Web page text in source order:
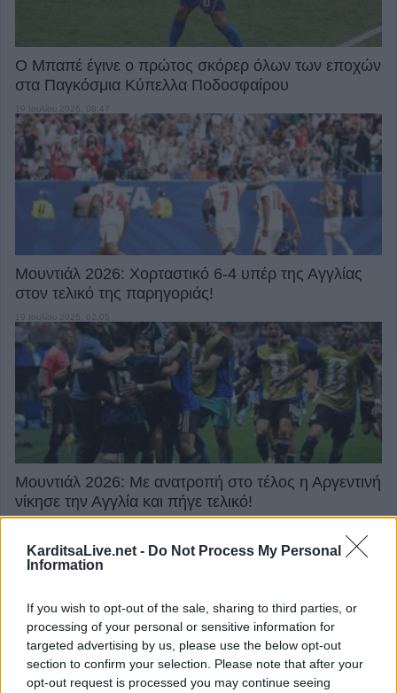
KarditsaLive.net - Do Not Process My Personal
Information
If you wish to opt-out of the sale, sharing to third parties, or
processing of your personal or sensitive information for
targeted advertising by us, please use the below opt-out
section to confirm your selection. Please note that after your
opt-out request is processed you may continue seeing
Ο Μπαπέ έγινε ο πρώτος σκόρερ όλων των εποχών
στα Παγκόσμια Κύπελλα Ποδοσφαίρου
19 Ιουλίου 2026, 08:47
Μουντιάλ 2026: Χορταστικό 6-4 υπέρ της Αγγλίας
στον τελικό της παρηγοριάς!
19 Ιουλίου 2026, 02:05
Μουντιάλ 2026: Με ανατροπή στο τέλος η Αργεντινή
νίκησε την Αγγλία και πήγε τελικό!
ΕΠΑΓΓΕΛΜΑΤΙΕΣ ΥΓΕΙΑΣ